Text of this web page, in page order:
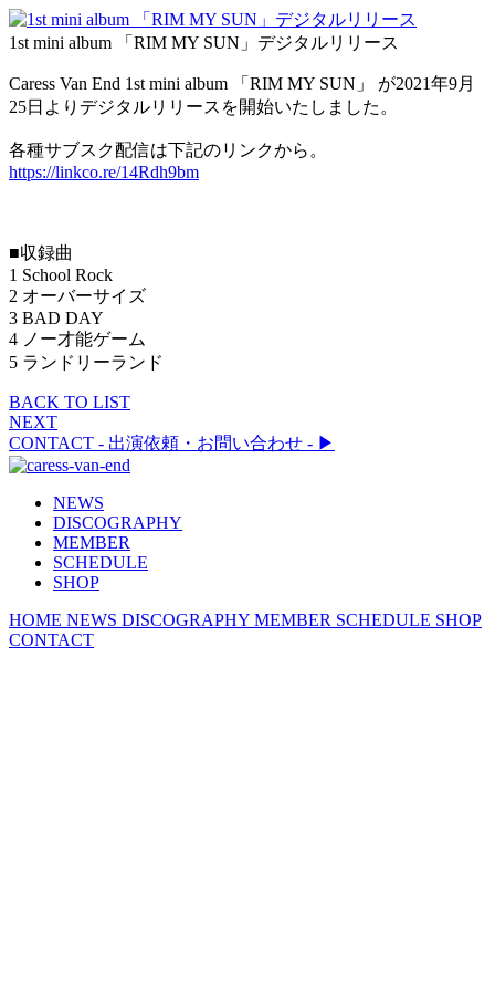
1st mini album 「RIM MY SUN」デジタルリリース
Caress Van End 1st mini album 「RIM MY SUN」 が2021年9月
25日よりデジタルリリースを開始いたしました。
各種サブスク配信は下記のリンクから。
https://linkco.re/14Rdh9bm
■収録曲
1 School Rock
2 オーバーサイズ
3 BAD DAY
4 ノー才能ゲーム
5 ランドリーランド
BACK TO LIST
NEXT
CONTACT - 出演依頼・お問い合わせ - ▶︎
NEWS
DISCOGRAPHY
MEMBER
SCHEDULE
SHOP
HOME NEWS DISCOGRAPHY MEMBER SCHEDULE SHOP
CONTACT